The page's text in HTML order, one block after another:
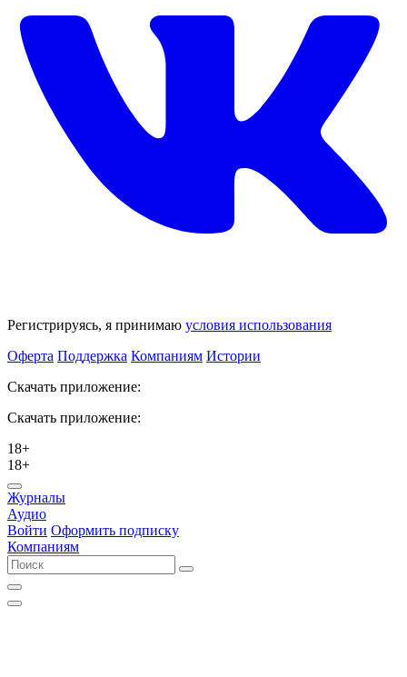
Регистрируясь, я принимаю условия использования
Оферта Поддержка Компаниям Истории
Скачать приложение:
Скачать приложение:
18+
18+
Журналы
Аудио
Войти Оформить подписку
Компаниям